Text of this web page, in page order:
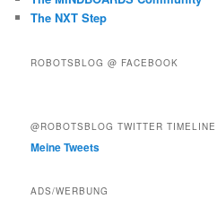
The NXT Step
ROBOTSBLOG @ FACEBOOK
@ROBOTSBLOG TWITTER TIMELINE
Meine Tweets
ADS/WERBUNG